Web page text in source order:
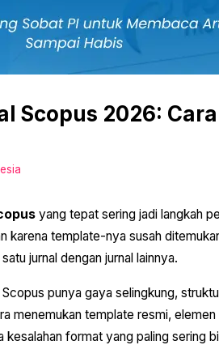
Scopus 2026:
yang tepat sering jadi langkah
karena template-nya susah
jurnal dengan jurnal lainnya.
punya gaya selingkung,
menemukan template resmi,
format yang paling sering